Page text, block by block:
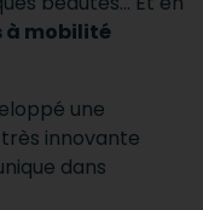
à mobilité
une
très innovante
dans